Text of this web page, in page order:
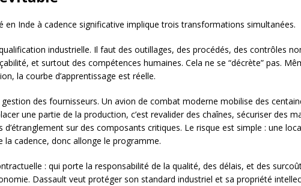
en Inde à cadence significative implique trois transformations simultanées.
industrielle. Il faut des outillages, des procédés, des contrôles
et surtout des compétences humaines. Cela ne se “décrète” pas.
la courbe d’apprentissage est réelle.
des fournisseurs. Un avion de combat moderne mobilise des
une partie de la production, c’est revalider des chaînes, sécuriser des
sur des composants critiques. Le risque est simple : une
la cadence, donc allonge le programme.
: qui porte la responsabilité de la qualité, des délais, et des
Dassault veut protéger son standard industriel et sa propriété